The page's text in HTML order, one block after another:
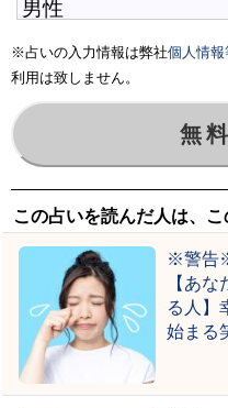
※占いの入力情報は弊社個人情報
利用は致しません。
この占いを読んだ人は、
※警告
【あ
る人】
始まる